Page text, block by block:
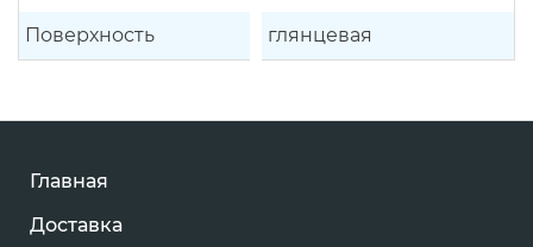
Поверхность глянцевая
Главная
Доставка